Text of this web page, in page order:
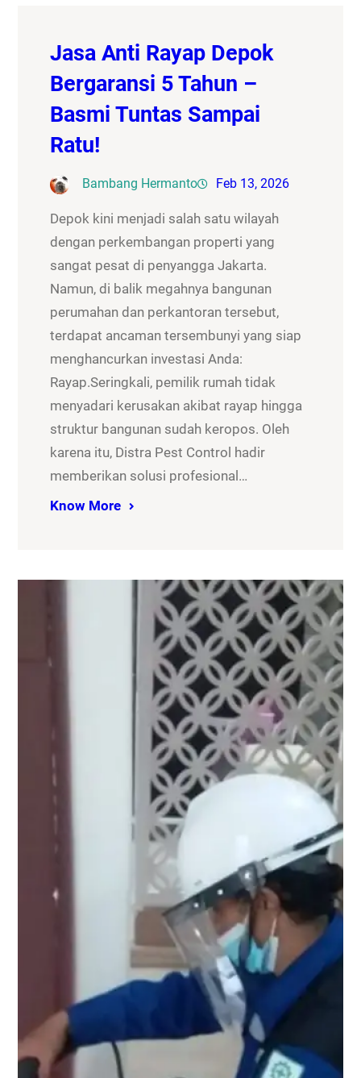
Jasa Anti Rayap Depok
Bergaransi 5 Tahun –
Basmi Tuntas Sampai
Ratu!
Bambang Hermanto Feb 13, 2026
Depok kini menjadi salah satu wilayah
dengan perkembangan properti yang
sangat pesat di penyangga Jakarta.
Namun, di balik megahnya bangunan
perumahan dan perkantoran tersebut,
terdapat ancaman tersembunyi yang siap
menghancurkan investasi Anda:
Rayap.Seringkali, pemilik rumah tidak
menyadari kerusakan akibat rayap hingga
struktur bangunan sudah keropos. Oleh
karena itu, Distra Pest Control hadir
memberikan solusi profesional…
Know More